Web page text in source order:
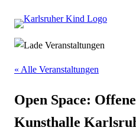
« Alle Veranstaltungen
Open Space:
Kunsthalle